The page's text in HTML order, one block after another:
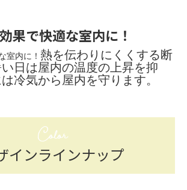
果で快適な室内に！
熱を伝わりにくくする断
日は屋内の温度の上昇を抑
冷気から屋内を守ります。
Color
インラインナップ